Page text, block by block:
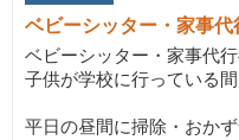
ベビーシッター・家事代
ベビーシッター・家事代行
子供が学校に行っている
平日の昼間に掃除・おか